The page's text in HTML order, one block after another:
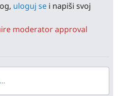
uloguj se i napiši svoj
moderator approval